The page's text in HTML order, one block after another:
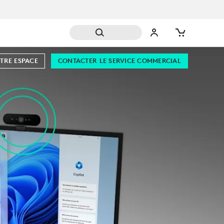
CONTACTER LE SERVICE COMMERCIAL
ESPACE